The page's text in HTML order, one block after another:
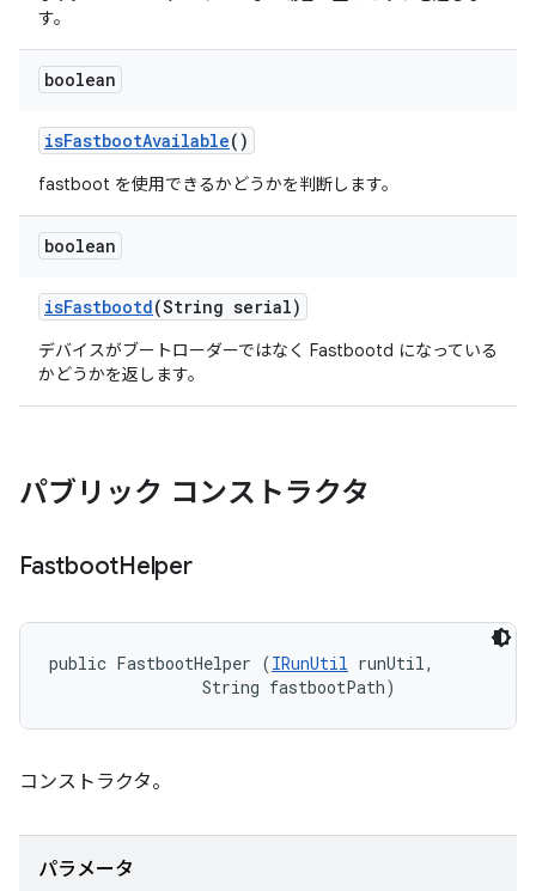
す。
boolean
isFastbootAvailable()
fastboot を使用できるかどうかを判断します。
boolean
isFastbootd(String serial)
デバイスがブートローダーではなく Fastbootd になっている
かどうかを返します。
パブリック コンストラクタ
FastbootHelper
public FastbootHelper (IRunUtil runUtil,
                String fastbootPath)
コンストラクタ。
パラメータ